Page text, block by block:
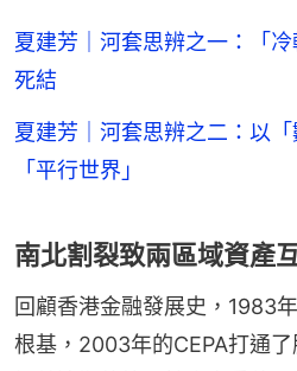
夏建芳｜河套思辨之一：「
死結
夏建芳｜河套思辨之二：以
「平行世界」
南北割裂致兩區域資產
回顧香港金融發展史，1983
根基，2003年的CEPA打通